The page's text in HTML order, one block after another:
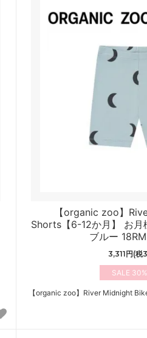
【organic zoo】
Shorts【6-12か月】 お月
ブルー
3,311円(税
30%
【organic zoo】River Midnight